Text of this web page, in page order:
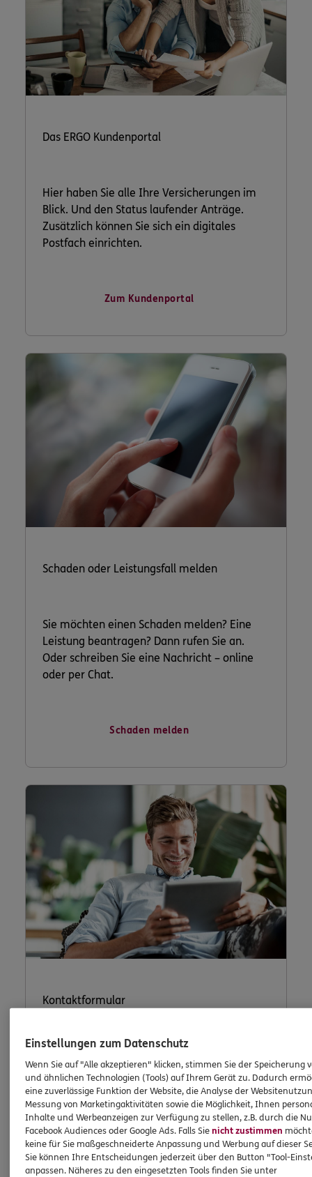
Das ERGO Kundenportal
Hier haben Sie alle Ihre Versicherungen im
Blick. Und den Status laufender Anträge.
Zusätzlich können Sie sich ein digitales
Postfach einrichten.
Zum Kundenportal
Schaden oder Leistungsfall melden
Sie möchten einen Schaden melden? Eine
Leistung beantragen? Dann rufen Sie an.
Oder schreiben Sie eine Nachricht – online
oder per Chat.
Schaden melden
Kontaktformular
Nutzen Sie unser sicheres Kontaktformular.
ERGO Berater kontaktieren
Einstellungen zum Datenschutz
Wenn Sie auf "Alle akzeptieren" klicken, stimmen Sie der Speicherung
und ähnlichen Technologien (Tools) auf Ihrem Gerät zu. Dadurch
eine zuverlässige Funktion der Website, die Analyse der
Messung von Marketingaktivitäten sowie die Möglichkeit, Ihnen
Inhalte und Werbeanzeigen zur Verfügung zu stellen, z.B. durch die
Facebook Audiences oder Google Ads. Falls Sienicht zustimmen
keine für Sie maßgeschneiderte Anpassung und Werbung auf dieser
Sie können Ihre Entscheidungen jederzeit über den Button "Tool-
anpassen. Näheres zu den eingesetzten Tools finden Sie unter